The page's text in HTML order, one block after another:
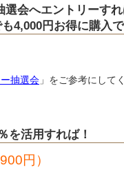
会へエントリーすれ
4,000円お得に購入で
抽選会」をご参考にして
を活用すれば！
円）